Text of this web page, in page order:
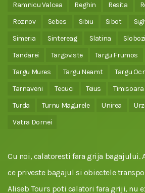
Ramnicu Valcea
Reghin Resita
Roznov
Sebes Sibiu Sibot
Simeria
Sintereag Slatina
Tandarei
Targoviste Targu Frumos
Targu Mures
Targu Neamt Targu
Tarnaveni
Tecuci Teius Timisoara
Turda
Turnu Magurele Unirea
Vatra Dornei
Cu noi, calatoresti fara grija bagajului.
ce priveste bagajul si obiectele
Aliseb Tours poti calatori fara griji, nu